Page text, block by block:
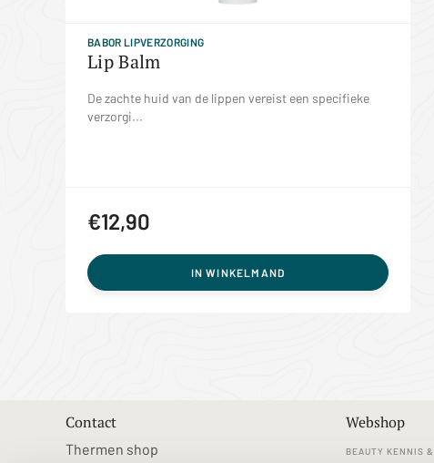
BABOR LIPVERZORGING
Lip Balm
De zachte huid van de lippen vereist een specifieke
verzorgi...
€12,90
IN WINKELMAND
Contact
Thermen shop
Webshop
BEAUTY KENNIS